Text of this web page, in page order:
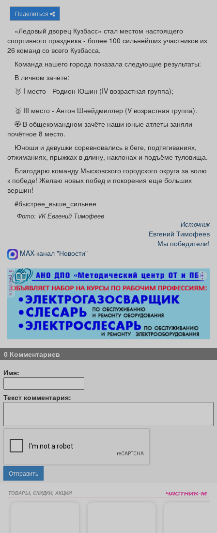
Афиша
ТВ программа Я - пенсионер
Поделиться
«Ледовый дворец Кузбасс» стал местом настоящего
спортивного праздника - более 100 сильнейших участников из
26 команд со всего Кузбасса.
Команда нашего города показала следующие результаты:
В личном зачёте:
🥇 I место - Родион Юшин (IV возрастная группа);
🥉 III место - Антон Шнейдмиллер (V возрастная группа).
🏵️ В общекомандном зачёте наши юные атлеты заняли
почётное 8 место.
Юноши и девушки соревновались в беге, подтягиваниях,
отжиманиях, прыжках в длину, наклонах и подъёме туловища.
Благодарю команду Мысковского городского округа за волю
к победе! Желаю новых побед и покорения еще больших
вершин!
#быстрее_выше_сильнее
Фото: VK Евгений Тимофеев
Источник
Евгений Тимофеев
Мы победители!
MAX-канал "Новости"
реклама
0 Комментариев
Имя:
Текст комментария:
Отправить
ТОВАРЫ, СКИДКИ, АКЦИИ